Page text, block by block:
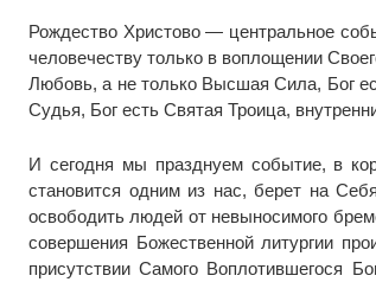
Рождество Христово — центральное
человечеству только в воплощении
Любовь, а не только Высшая Сила, Бог
Судья, Бог есть Святая Троица,
И сегодня мы празднуем событие, в
становится одним из нас, берет на
освободить людей от невыносимого
совершения Божественной литургии
присутствии Самого Воплотившегося